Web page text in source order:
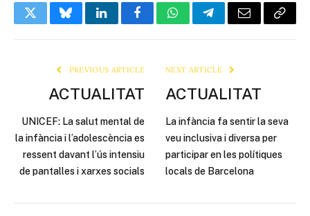
TwitterBlueskyLinkedInFacebookWhatsAppTelegramEmail Copy
PREVIOUS ARTICLE
ACTUALITAT
UNICEF: La salut mental de
la infància i l’adolescència es
ressent davant l’ús intensiu
de pantalles i xarxes socials
NEXT ARTICLE
ACTUALITAT
La infància fa sentir la seva
veu inclusiva i diversa per
participar en les polítiques
locals de Barcelona